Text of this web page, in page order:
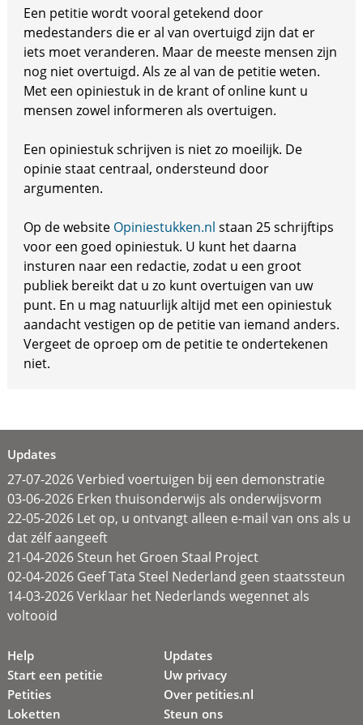
Een petitie wordt vooral getekend door
medestanders die er al van overtuigd zijn dat er
iets moet veranderen. Maar de meeste mensen zijn
nog niet overtuigd. Als ze al van de petitie weten.
Met een opiniestuk in de krant of online kunt u
mensen zowel informeren als overtuigen.
Een opiniestuk schrijven is niet zo moeilijk. De
opinie staat centraal, ondersteund door
argumenten.
Op de website Opiniestukken.nl staan 25 schrijftips
voor een goed opiniestuk. U kunt het daarna
insturen naar een redactie, zodat u een groot
publiek bereikt dat u zo kunt overtuigen van uw
punt. En u mag natuurlijk altijd met een opiniestuk
aandacht vestigen op de petitie van iemand anders.
Vergeet de oproep om de petitie te ondertekenen
niet.
Updates
27-07-2026 Verbied voertuigen bij een demonstratie
03-06-2026 Erken thuisonderwijs als onderwijsvorm
22-05-2026 Let op, u ontvangt alleen e-mail van ons als u
dat zélf aangeeft
21-04-2026 Steun het Groen Staal Project
02-04-2026 Geef Tata Steel Nederland geen staatssteun
14-03-2026 Verklaar het Nederlands wegennet als
voltooid
Help
Start een petitie
Petities
Loketten
Updates
Uw privacy
Over petities.nl
Steun ons